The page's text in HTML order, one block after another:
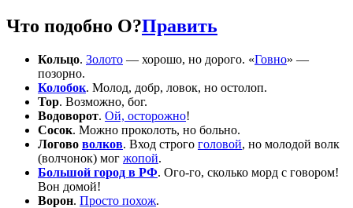
Что подобно О?Править
Кольцо. Золото — хорошо, но дорого. «Говно» —
позорно.
Колобок. Молод, добр, ловок, но остолоп.
Тор. Возможно, бог.
Водоворот. Ой, осторожно!
Сосок. Можно проколоть, но больно.
Логово волков. Вход строго головой, но молодой волк
(волчонок) мог жопой.
Большой город в РФ. Ого-го, сколько морд с говором!
Вон домой!
Ворон. Просто похож.